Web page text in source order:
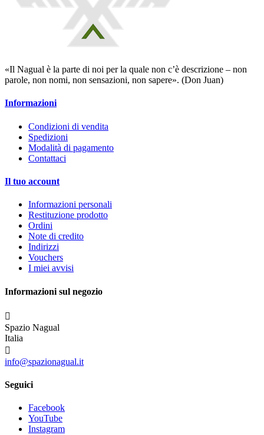
«Il Nagual è la parte di noi per la quale non c’è descrizione – non
parole, non nomi, non sensazioni, non sapere». (Don Juan)
Informazioni
Condizioni di vendita
Spedizioni
Modalità di pagamento
Contattaci
Il tuo account
Informazioni personali
Restituzione prodotto
Ordini
Note di credito
Indirizzi
Vouchers
I miei avvisi
Informazioni sul negozio

Spazio Nagual
Italia

info@spazionagual.it
Seguici
Facebook
YouTube
Instagram